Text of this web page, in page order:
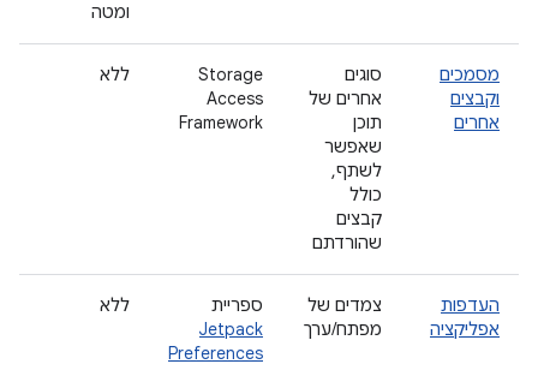
ומטה
מסמכים
וקבצים
אחרים
סוגים
אחרים של
תוכן
שאפשר
לשתף,
כולל
קבצים
שהורדתם
Storage
Access
Framework
ללא
העדפות
אפליקציה
צמדים של
מפתח/ערך
ספריית
Jetpack
Preferences
ללא